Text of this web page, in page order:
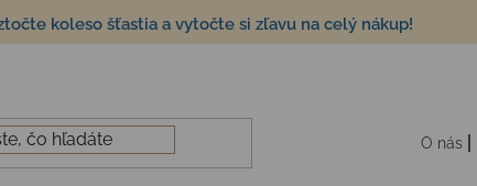
koleso šťastia a vytočte si zľavu na celý nákup!
O nás